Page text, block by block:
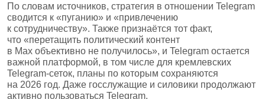
По словам источников, стратегия в отношении Telegram
сводится к «пуганию» и «привлечению
к сотрудничеству». Также признаётся тот факт,
что «перетащить политический контент
в Max объективно не получилось», и Telegram остается
важной платформой, в том числе для кремлевских
Telegram‑сеток, планы по которым сохраняются
на 2026 год. Даже госслужащие и силовики продолжают
активно пользоваться Telegram.